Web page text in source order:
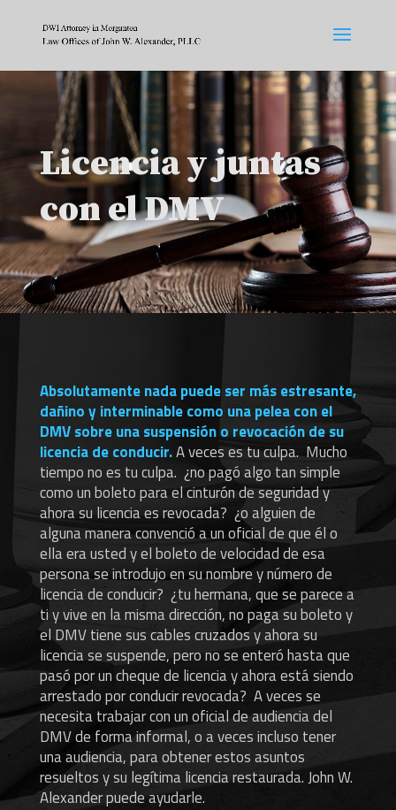
Licencia y juntas
con el DMV
Absolutamente nada puede ser más estresante,
dañino y interminable como una pelea con el
DMV sobre una suspensión o revocación de su
licencia de conducir.A veces es tu culpa. Mucho
tiempo no es tu culpa. ¿no pagó algo tan simple
como un boleto para el cinturón de seguridad y
ahora su licencia es revocada? ¿o alguien de
alguna manera convenció a un oficial de que él o
ella era usted y el boleto de velocidad de esa
persona se introdujo en su nombre y número de
licencia de conducir? ¿tu hermana, que se parece a
ti y vive en la misma dirección, no paga su boleto y
el DMV tiene sus cables cruzados y ahora su
licencia se suspende, pero no se enteró hasta que
pasó por un cheque de licencia y ahora está siendo
arrestado por conducir revocada? A veces se
necesita trabajar con un oficial de audiencia del
DMV de forma informal, o a veces incluso tener
una audiencia, para obtener estos asuntos
resueltos y su legítima licencia restaurada. John W.
Alexander puede ayudarle.